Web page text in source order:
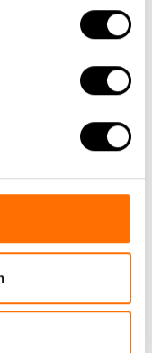
Lacros wählen